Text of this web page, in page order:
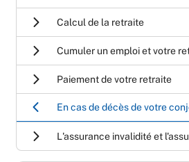
Calcul de la retraite
Cumuler un emploi et votre
Paiement de votre retraite
En cas de décès de votre
L'assurance invalidité et